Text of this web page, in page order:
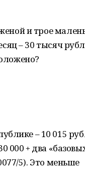
и трое
– 30 тысяч
– 10 015
000 + два
5). Это меньше